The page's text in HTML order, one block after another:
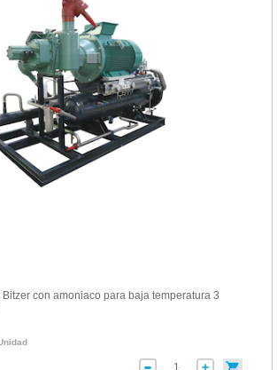
con amoniaco para baja temperatura 3